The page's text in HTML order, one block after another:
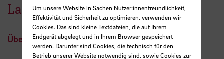
Labor für Elektrotechnik
Über das Labor Standort
Um unsere Website in Sachen Nutzer:innenfreundlichkeit,
Effektivität und Sicherheit zu optimieren, verwenden wir
Cookies. Das sind kleine Textdateien, die auf Ihrem
Endgerät abgelegt und in Ihrem Browser gespeichert
werden. Darunter sind Cookies, die technisch für den
Betrieb unserer Website notwendig sind, sowie Cookies zur